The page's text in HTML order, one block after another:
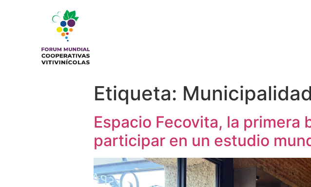
Etiqueta:
Espacio Fecovita, la primera
participar en un estudio